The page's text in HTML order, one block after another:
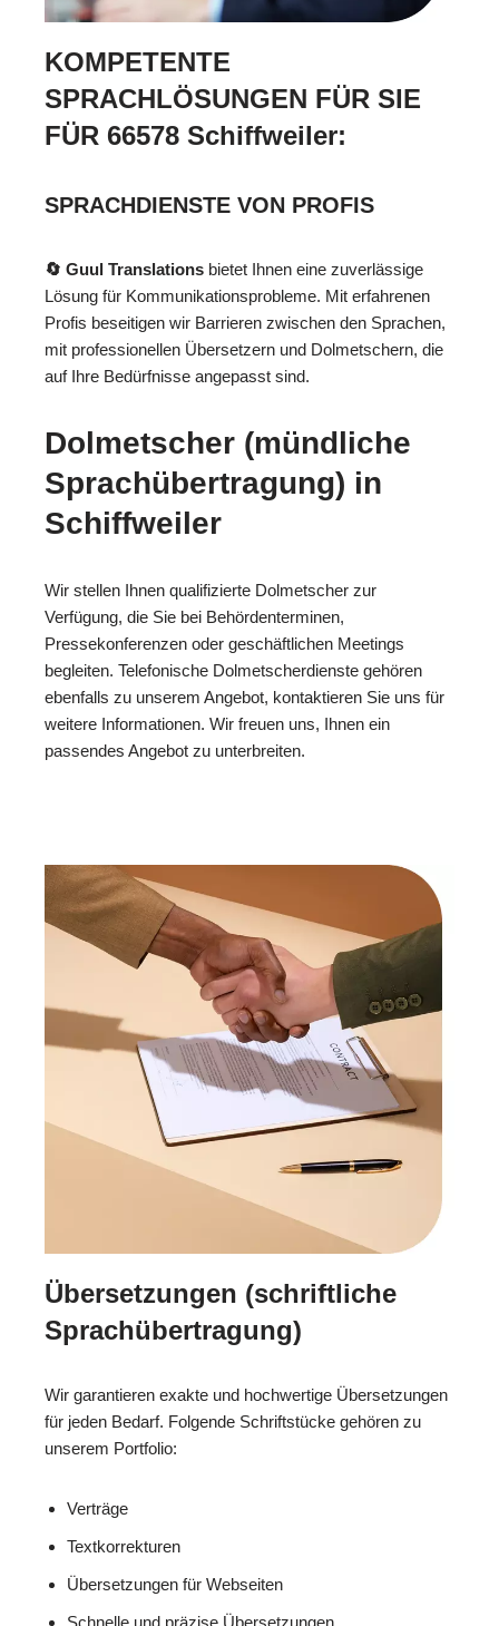
KOMPETENTE
SPRACHLÖSUNGEN FÜR SIE
FÜR 66578 Schiffweiler:
SPRACHDIENSTE VON PROFIS
🔄 Guul Translations bietet Ihnen eine zuverlässige
Lösung für Kommunikationsprobleme. Mit erfahrenen
Profis beseitigen wir Barrieren zwischen den Sprachen,
mit professionellen Übersetzern und Dolmetschern, die
auf Ihre Bedürfnisse angepasst sind.
Dolmetscher (mündliche
Sprachübertragung) in
Schiffweiler
Wir stellen Ihnen qualifizierte Dolmetscher zur
Verfügung, die Sie bei Behördenterminen,
Pressekonferenzen oder geschäftlichen Meetings
begleiten. Telefonische Dolmetscherdienste gehören
ebenfalls zu unserem Angebot, kontaktieren Sie uns für
weitere Informationen. Wir freuen uns, Ihnen ein
passendes Angebot zu unterbreiten.
Übersetzungen (schriftliche
Sprachübertragung)
Wir garantieren exakte und hochwertige Übersetzungen
für jeden Bedarf. Folgende Schriftstücke gehören zu
unserem Portfolio:
Verträge
Textkorrekturen
Übersetzungen für Webseiten
Schnelle und präzise Übersetzungen